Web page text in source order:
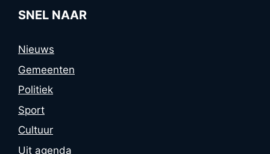
SNEL NAAR
Nieuws
Gemeenten
Politiek
Sport
Cultuur
Uit agenda